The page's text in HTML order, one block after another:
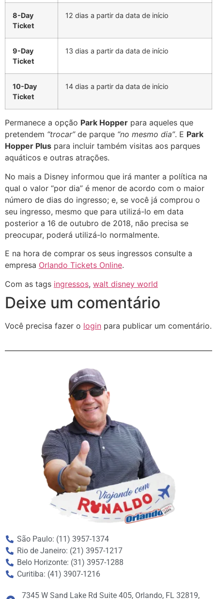
8-Day
Ticket
12 dias a partir da data de início
9-Day
Ticket
13 dias a partir da data de início
10-Day
Ticket
14 dias a partir da data de início
Permanece a opção Park Hopper para aqueles que
pretendem “trocar”de parque “no mesmo dia”. E Park
Hopper Plus para incluir também visitas aos parques
aquáticos e outras atrações.
No mais a Disney informou que irá manter a política na
qual o valor “por dia” é menor de acordo com o maior
número de dias do ingresso; e, se você já comprou o
seu ingresso, mesmo que para utilizá-lo em data
posterior a 16 de outubro de 2018, não precisa se
preocupar, poderá utilizá-lo normalmente.
E na hora de comprar os seus ingressos consulte a
empresa Orlando Tickets Online.
Com as tags ingressos, walt disney world
Deixe um comentário
Você precisa fazer o login para publicar um comentário.
São Paulo: (11) 3957-1374
Rio de Janeiro: (21) 3957-1217
Belo Horizonte: (31) 3957-1288
Curitiba: (41) 3907-1216
7345 W Sand Lake Rd Suite 405, Orlando, FL 32819,